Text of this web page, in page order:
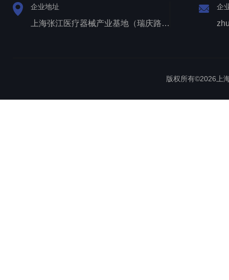
企业地址
上海张江医疗器械产业基地（瑞庆路528号）
企
版权所有©2026